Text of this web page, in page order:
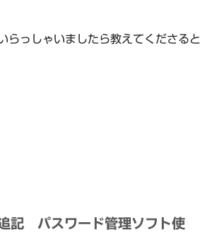
らっしゃいましたら教えてくださると
パスワード管理ソフト使